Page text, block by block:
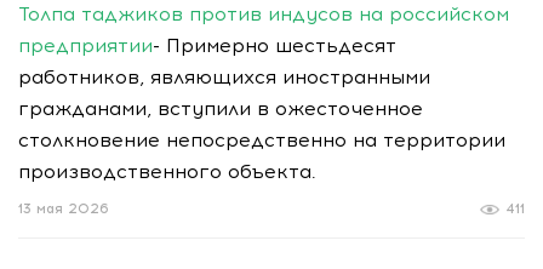
Толпа таджиков против индусов на российском
предприятии- Примерно шестьдесят
работников, являющихся иностранными
гражданами, вступили в ожесточенное
столкновение непосредственно на территории
производственного объекта.
411
13 мая 2026